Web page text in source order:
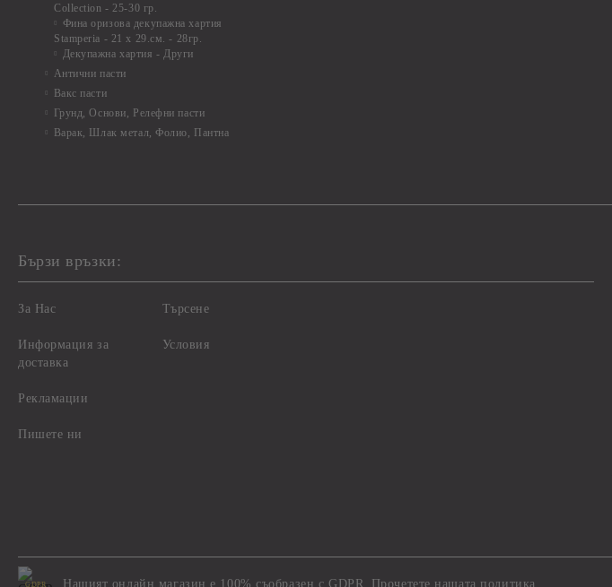
Collection - 25-30 гр.
Фина оризова декупажна хартия
Stamperia - 21 х 29.см. - 28гр.
Декупажна хартия - Други
Антични пасти
Вакс пасти
Грунд, Основи, Релефни пасти
Варак, Шлак метал, Фолио, Пантна
Бързи връзки:
За Нас
Информация за
доставка
Рекламации
Пишете ни
Търсене
Условия
GDPR Нашият онлайн магазин е 100% съобразен с GDPR. Прочетете нашата политика